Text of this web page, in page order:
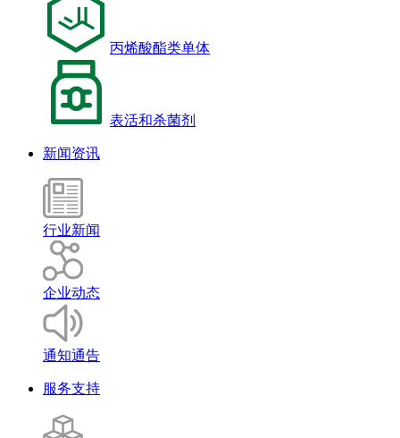
丙烯酸酯类单体
表活和杀菌剂
新闻资讯
行业新闻
企业动态
通知通告
服务支持